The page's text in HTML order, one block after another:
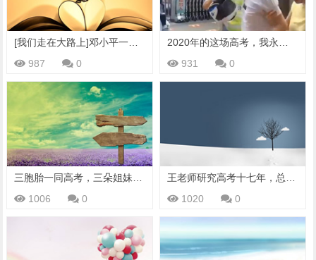
987
0
931
0
1006
0
1020
0